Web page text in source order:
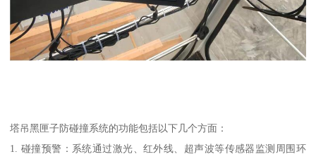
塔吊黑匣子防碰撞系统的功能包括以下几个方面：
1. 碰撞预警：系统通过激光、红外线、超声波等传感器监测周围环